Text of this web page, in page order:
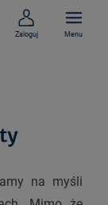
Zaloguj Menu
na myśli